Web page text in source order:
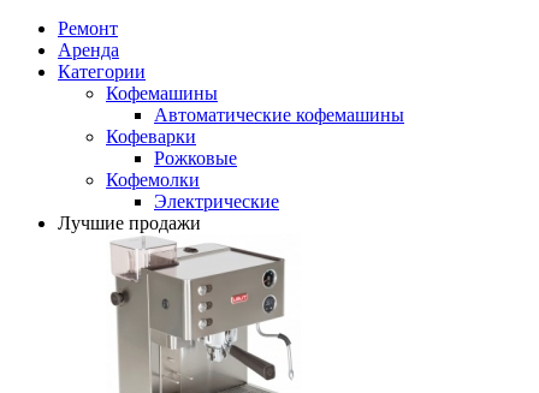
Ремонт
Аренда
Категории
Кофемашины
Автоматические кофемашины
Кофеварки
Рожковые
Кофемолки
Электрические
Лучшие продажи